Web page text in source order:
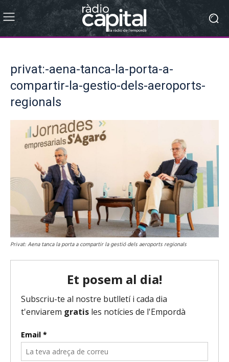
privat:-aena-tanca-la-porta-a-
compartir-la-gestio-dels-aeroports-
regionals
Privat: Aena tanca la porta a compartir la gestió dels aeroports regionals